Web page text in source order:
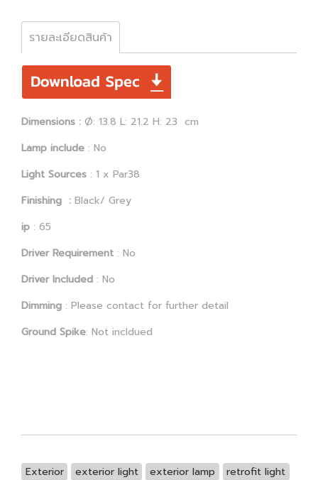
รายละเอียดสินค้า
Dimensions : Ø: 13.8 L: 21.2 H: 23 cm
Lamp include : No
Light Sources : 1 x Par38
Finishing : Black/ Grey
ip : 65
Driver Requirement : No
Driver Included : No
Dimming : Please contact for further detail
Ground Spike: Not incldued
Exterior exterior light exterior lamp
retrofit light